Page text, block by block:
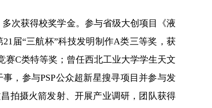
次获得校奖学金。参与省级大创项目《液
届“三航杯”科技发明制作A类三等奖，获
赛C类特等奖；曾任西北工业大学学生天文
，参与PSP公众超新星搜寻项目并参与发
拍摄火箭发射、开展产业调研，团队获得